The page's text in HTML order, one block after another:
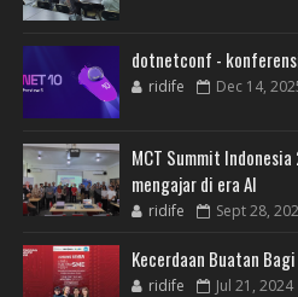
dotnetconf -
ridife Dec 14,
MCT Summit
mengajar di era AI
ridife Sept 28,
Kecerdaan Buatan
ridife Jul 21, 2024